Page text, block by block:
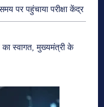
पर पहुंचाया परीक्षा केंद्र
का स्वागत, मुख्यमंत्री के